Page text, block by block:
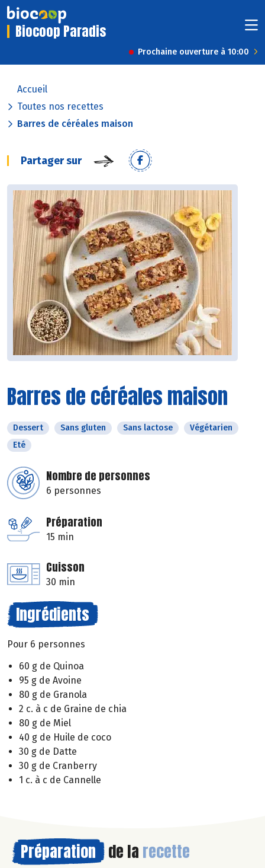
Biocoop Paradis
Prochaine ouverture à 10:00
Accueil
Toutes nos recettes
Barres de céréales maison
Partager sur
Barres de céréales maison
Dessert Sans gluten Sans lactose
Végétarien
Eté
Nombre de personnes
6 personnes
Préparation
15 min
Cuisson
30 min
Ingrédients
Pour 6 personnes
60 g de Quinoa
95 g de Avoine
80 g de Granola
2 c. à c de Graine de chia
80 g de Miel
40 g de Huile de coco
30 g de Datte
30 g de Cranberry
1 c. à c de Cannelle
Préparation de la recette